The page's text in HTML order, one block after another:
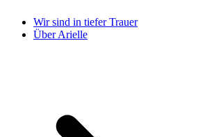
Wir sind in tiefer Trauer
Über Arielle